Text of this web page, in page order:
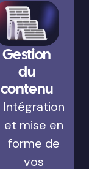
Gestion
du
contenu
Intégration
et mise en
forme de
vos